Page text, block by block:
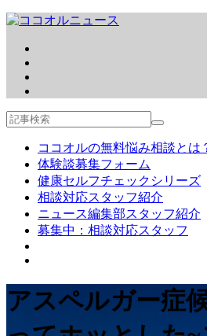
ココオルの無料悩み相談とは
体験談募集フォーム
健康セルフチェックシリーズ
相談対応スタッフ紹介
ニュース編集部スタッフ紹介
募集中：相談対応スタッフ
アスペルガー症